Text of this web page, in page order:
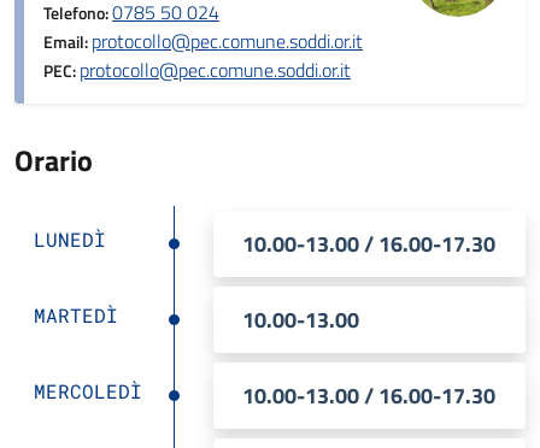
Telefono:0785 50 024
Email:protocollo@pec.comune.soddi.or.it
PEC:protocollo@pec.comune.soddi.or.it
Orario
LUNEDÌ 10.00-13.00 / 16.00-17.30
MARTEDÌ 10.00-13.00
MERCOLEDÌ 10.00-13.00 / 16.00-17.30